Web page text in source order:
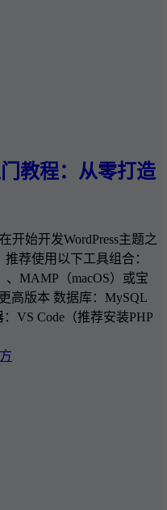
教程：从零打造
开始开发WordPress主题之
荐使用以下工具组合：
、MAMP（macOS）或宝
高版本 数据库：MySQL
VS Code（推荐安装PHP